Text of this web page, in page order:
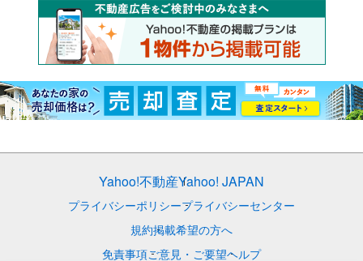
Yahoo!不動産Yahoo! JAPAN
プライバシーポリシープライバシーセンター
規約掲載希望の方へ
免責事項ご意見・ご要望ヘルプ